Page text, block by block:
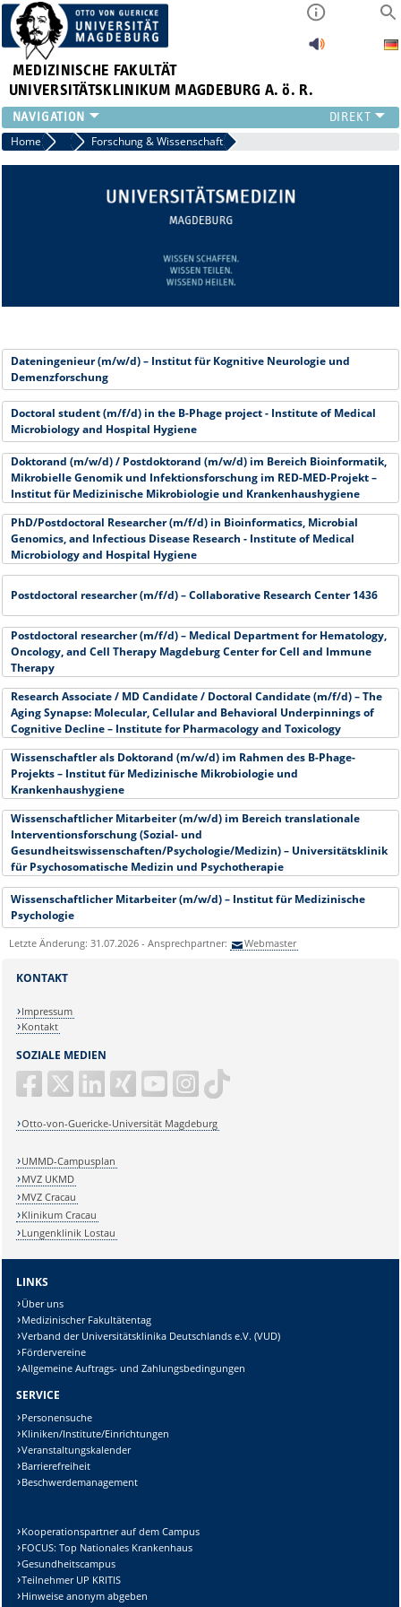
MEDIZINISCHE FAKULTÄT
UNIVERSITÄTSKLINIKUM MAGDEBURG A. ö. R.
INSTITUTE
Home Stellenangebote
Forschung & Wissenschaft
Dateningenieur (m/w/d) – Institut für Kognitive Neurologie und
Demenzforschung
Doctoral student (m/f/d) in the B-Phage project - Institute of Medical
Microbiology and Hospital Hygiene
Doktorand (m/w/d) / Postdoktorand (m/w/d) im Bereich Bioinformatik,
Mikrobielle Genomik und Infektionsforschung im RED-MED-Projekt –
Institut für Medizinische Mikrobiologie und Krankenhaushygiene
PhD/Postdoctoral Researcher (m/f/d) in Bioinformatics, Microbial
Genomics, and Infectious Disease Research - Institute of Medical
Microbiology and Hospital Hygiene
Postdoctoral researcher (m/f/d) – Collaborative Research Center 1436
Postdoctoral researcher (m/f/d) – Medical Department for Hematology,
Oncology, and Cell Therapy Magdeburg Center for Cell and Immune
Therapy
Research Associate / MD Candidate / Doctoral Candidate (m/f/d) – The
Aging Synapse: Molecular, Cellular and Behavioral Underpinnings of
Cognitive Decline – Institute for Pharmacology and Toxicology
Wissenschaftler als Doktorand (m/w/d) im Rahmen des B-Phage-
Projekts – Institut für Medizinische Mikrobiologie und
Krankenhaushygiene
Wissenschaftlicher Mitarbeiter (m/w/d) im Bereich translationale
Interventionsforschung (Sozial- und
Gesundheitswissenschaften/Psychologie/Medizin) – Universitätsklinik
für Psychosomatische Medizin und Psychotherapie
Wissenschaftlicher Mitarbeiter (m/w/d) – Institut für Medizinische
Psychologie
Letzte Änderung: 31.07.2026 - Ansprechpartner: Webmaster
SOZIALE MEDIEN
Otto-von-Guericke-Universität Magdeburg
KONTAKT
Impressum
Kontakt
UMMD-Campusplan
MVZ UKMD
MVZ Cracau
Klinikum Cracau
Lungenklinik Lostau
LINKS
Über uns
Medizinischer Fakultätentag
Verband der Universitätsklinika Deutschlands e.V. (VUD)
Fördervereine
Allgemeine Auftrags- und Zahlungsbedingungen
SERVICE
Personensuche
Kliniken/Institute/Einrichtungen
Veranstaltungskalender
Barrierefreiheit
Beschwerdemanagement
Kooperationspartner auf dem Campus
FOCUS: Top Nationales Krankenhaus
Gesundheitscampus
Teilnehmer UP KRITIS
Hinweise anonym abgeben